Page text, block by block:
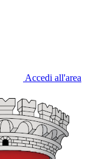
Accedi all'area